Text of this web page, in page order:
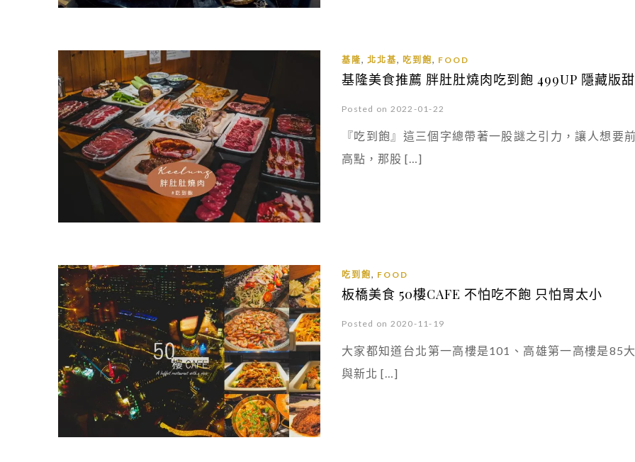
基隆, 北北基, 吃到飽, FOOD
基隆美食推薦 胖肚肚燒肉吃到飽 499UP 隱藏版
Posted on 2022-01-22
『吃到飽』這三個字總帶著一股謎之引力，讓人想
高點，那股 […]
吃到飽, FOOD
板橋美食 50樓CAFE 不怕吃不飽 只怕胃太小
Posted on 2020-11-19
大家都知道台北第一高樓是101、高雄第一高樓是85
與新北 […]